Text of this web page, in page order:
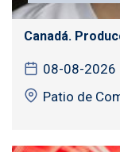
Canadá.
08-08-2026
Patio de